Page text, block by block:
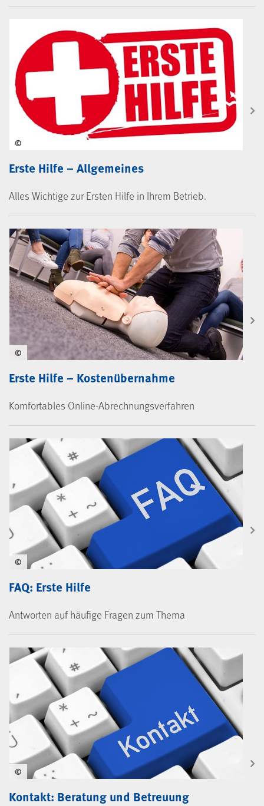
Erste Hilfe – Allgemeines
Alles Wichtige zur Ersten Hilfe in Ihrem Betrieb.
©
Erste Hilfe – Kostenübernahme
Komfortables Online-Abrechnungsverfahren
©
FAQ: Erste Hilfe
Antworten auf häufige Fragen zum Thema
©
Kontakt: Beratung und Betreuung
©